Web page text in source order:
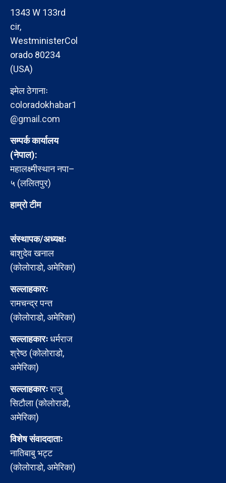
1343 W 133rd
cir,
WestministerCol
orado 80234
(USA)
इमेल ठेगानाः
coloradokhabar1
@gmail.com
सम्पर्क कार्यालय
(नेपाल):
महालक्ष्मीस्थान नपा–
५ (ललितपुर)
हाम्रो टीम
संस्थापक/अध्यक्षः
बाशुदेव खनाल
(कोलोराडो, अमेरिका)
सल्लाहकारः
रामचन्द्र पन्त
(कोलोराडो, अमेरिका)
सल्लाहकारःधर्मराज
श्रेष्ठ (कोलोराडो,
अमेरिका)
सल्लाहकारःराजु
सिटौला (कोलोराडो,
अमेरिका)
विशेष संवाददाताः
नातिबाबु भट्ट
(कोलोराडो, अमेरिका)